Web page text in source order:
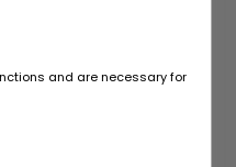
and are necessary for